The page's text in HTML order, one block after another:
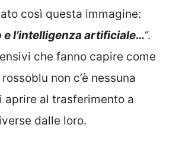
così questa immagine:
e l’intelligenza artificiale…“.
che fanno capire come
non c’è nessuna
aprire al trasferimento a
dalle loro.